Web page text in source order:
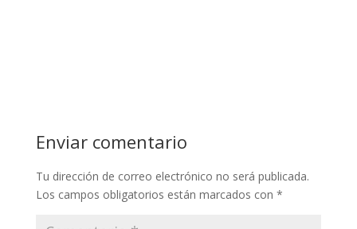
Enviar comentario
Tu dirección de correo electrónico no será publicada.
Los campos obligatorios están marcados con *